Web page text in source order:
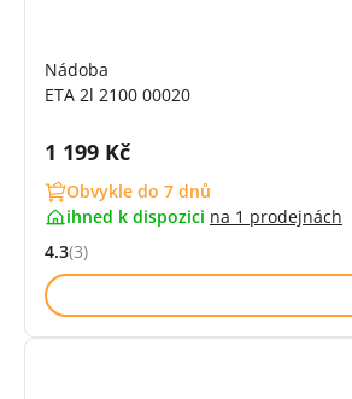
Nádoba
ETA 2l 2100 00020
Cena s DPH:
1 199 Kč
Obvykle do 7 dnů
ihned k dispozici na 1 prodejnách
Hodnocení: 4.3 z 5 (3 recenzí)
4.3(3)